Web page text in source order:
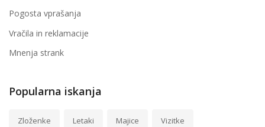
Pogosta vprašanja
Vračila in reklamacije
Mnenja strank
Popularna iskanja
Zloženke Letaki Majice Vizitke